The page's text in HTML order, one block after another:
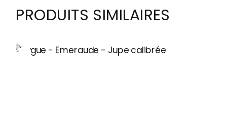
PRODUITS SIMILAIRES